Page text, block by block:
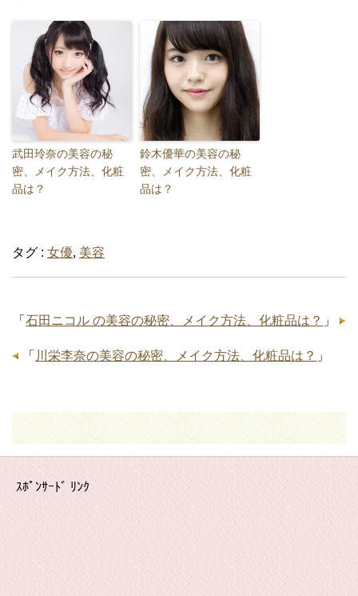
武田玲奈の美容の秘
密、メイク方法、化粧
品は？
鈴木優華の美容の秘
密、メイク方法、化粧
品は？
タグ : 女優, 美容
「 石田ニコル の美容の秘密、メイク方法、化粧品は？ 」
「 川栄李奈の美容の秘密、メイク方法、化粧品は？ 」
ｽﾎﾟﾝｻｰﾄﾞ ﾘﾝｸ